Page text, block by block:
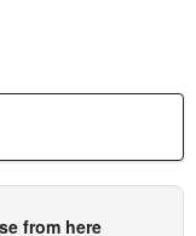
from here